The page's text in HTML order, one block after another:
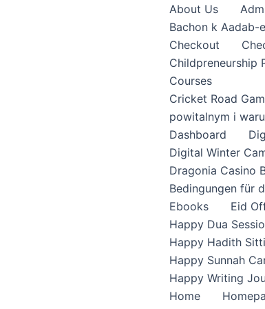
About Us
Bachon k Aadab-
Checkout
Childpreneurship
Courses
Cricket Road
powitalnym i
Dashboard
Digital Winter
Dragonia Casino
Bedingungen für
Ebooks
Eid
Happy Dua
Happy Hadith
Happy Sunnah
Happy Writing
Home